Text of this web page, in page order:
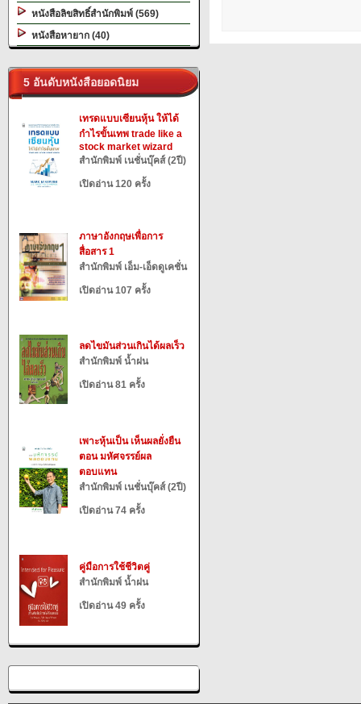
หนังสือลิขสิทธิ์สำนักพิมพ์ (569)
หนังสือหายาก (40)
5 อันดับหนังสือยอดนิยม
เทรดแบบเซียนหุ้น ให้ได้
กำไรขั้นเทพ trade like a
stock market wizard
สำนักพิมพ์ เนชั่นบุ๊คส์ (2ปี)
เปิดอ่าน 120 ครั้ง
ภาษาอังกฤษเพื่อการ
สื่อสาร 1
สำนักพิมพ์ เอ็ม-เอ็ดดูเคชั่น
เปิดอ่าน 107 ครั้ง
ลดไขมันส่วนเกินได้ผลเร็ว
สำนักพิมพ์ น้ำฝน
เปิดอ่าน 81 ครั้ง
เพาะหุ้นเป็น เห็นผลยั่งยืน
ตอน มหัศจรรย์ผล
ตอบแทน
สำนักพิมพ์ เนชั่นบุ๊คส์ (2ปี)
เปิดอ่าน 74 ครั้ง
คู่มือการใช้ชีวิตคู่
สำนักพิมพ์ น้ำฝน
เปิดอ่าน 49 ครั้ง